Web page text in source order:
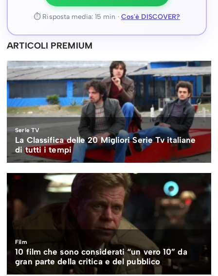
⏱ Risposta media: 15 min · Cos'è DISCOVER?
ARTICOLI PREMIUM